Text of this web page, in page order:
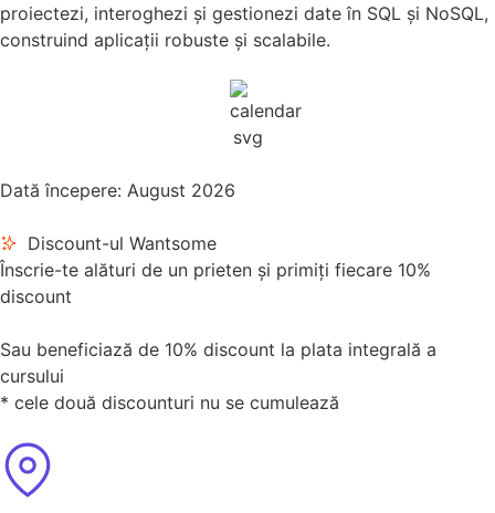
proiectezi, interoghezi și gestionezi date în SQL și NoSQL,
construind aplicații robuste și scalabile.
Dată începere: August 2026
Discount-ul Wantsome
Înscrie-te alături de un prieten și primiți fiecare 10%
discount
Sau beneficiază de 10% discount la plata integrală a
cursului
* cele două discounturi nu se cumulează